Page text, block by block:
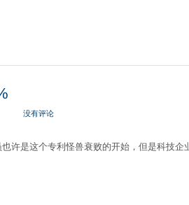
没有评论
许是这个专利怪兽衰败的开始，但是科技企